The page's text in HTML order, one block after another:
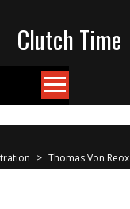
Clutch Time
> Thomas Von Reox